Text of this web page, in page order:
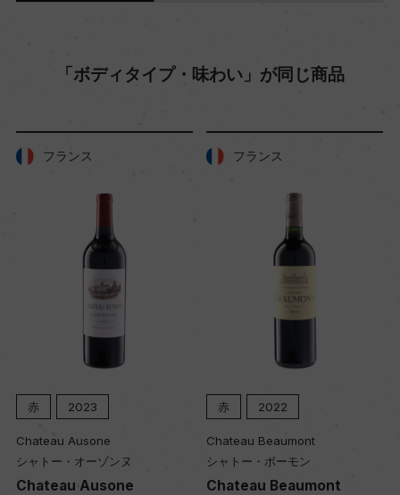
土壌
品質分類・原産地呼称
A.O.C.ポイヤック
メドック 第1級格付
入数
12
「ボディタイプ・味わい」が同じ商品
フランス
赤 2023
Chateau Ausone
シャトー・オーゾンヌ
Chateau Ausone
フランス
赤 2022
Chateau Beaumont
シャトー・ボーモン
Chateau Beaumont